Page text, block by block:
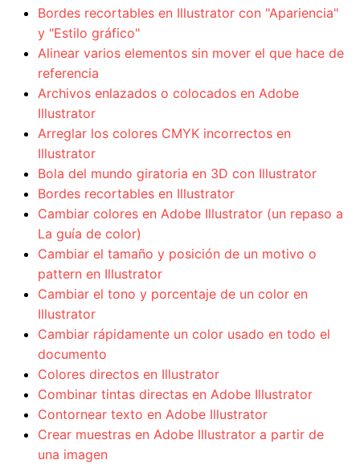
Bordes recortables en Illustrator con "Apariencia"
y "Estilo gráfico"
Alinear varios elementos sin mover el que hace de
referencia
Archivos enlazados o colocados en Adobe
Illustrator
Arreglar los colores CMYK incorrectos en
Illustrator
Bola del mundo giratoria en 3D con Illustrator
Bordes recortables en Illustrator
Cambiar colores en Adobe Illustrator (un repaso a
La guía de color)
Cambiar el tamaño y posición de un motivo o
pattern en Illustrator
Cambiar el tono y porcentaje de un color en
Illustrator
Cambiar rápidamente un color usado en todo el
documento
Colores directos en Illustrator
Combinar tintas directas en Adobe Illustrator
Contornear texto en Adobe Illustrator
Crear muestras en Adobe Illustrator a partir de
una imagen